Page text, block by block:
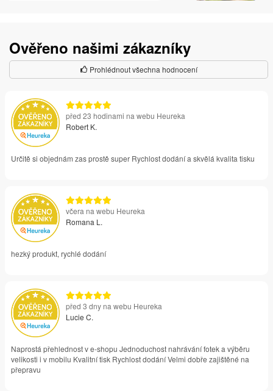
Ověřeno našimi zákazníky
Prohlédnout všechna hodnocení
před 23 hodinami na webu Heureka
Robert K.
Určitě si objednám zas prostě super Rychlost dodání a skvělá kvalita tisku
včera na webu Heureka
Romana L.
hezký produkt, rychlé dodání
před 3 dny na webu Heureka
Lucie C.
Naprostá přehlednost v e-shopu Jednoduchost nahrávání fotek a výběru
velikosti i v mobilu Kvalitní tisk Rychlost dodání Velmi dobře zajištěné na
přepravu